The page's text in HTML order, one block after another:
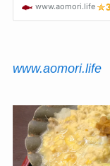
www.aomori.life